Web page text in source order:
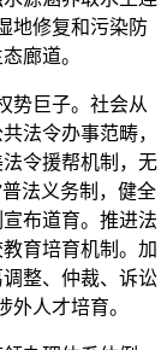
地修复和污染防
廊道。
巨子。社会从
法令办事范畴，
令援帮机制，无
法义务制，健全
布道育。推进法
育培育机制。加
整、仲裁、诉讼
人才培育。